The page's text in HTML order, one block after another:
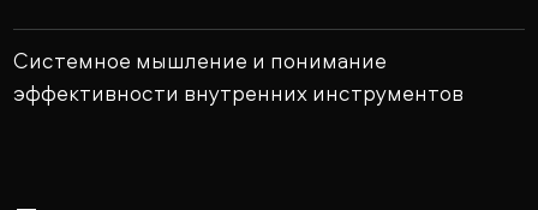
Системное мышление и понимание
эффективности внутренних инструментов